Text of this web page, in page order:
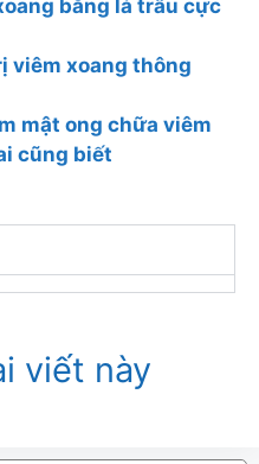
bằng lá trầu cực
viêm xoang thông
mật ong chữa viêm
cũng biết
viết này